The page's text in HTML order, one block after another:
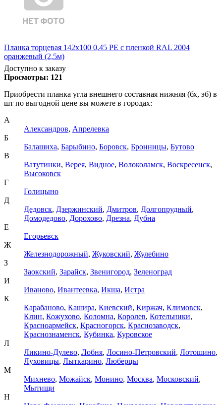
Планка торцевая 142х100 0,45 PE с пленкой RAL 2004
оранжевый (2,5м)
Доступно к заказу
Просмотры: 121
Приобрести планка угла внешнего составная нижняя (бх, эб) в
шт по выгодной цене вы можете в городах:
А
Александров, Апрелевка
Б
Балашиха, Барыбино, Боровск, Бронницы, Бутово
В
Ватутинки, Верея, Видное, Волоколамск, Воскресенск,
Высоковск
Г
Голицыно
Д
Дедовск, Дзержинский, Дмитров, Долгопрудный,
Домодедово, Дорохово, Дрезна, Дубна
Е
Егорьевск
Ж
Железнодорожный, Жуковский, Жулебино
З
Заокский, Зарайск, Звенигород, Зеленоград
И
Иваново, Ивантеевка, Икша, Истра
К
Карабаново, Кашира, Киевский, Киржач, Климовск,
Клин, Кожухово, Коломна, Королев, Котельники,
Красноармейск, Красногорск, Краснозаводск,
Краснознаменск, Кубинка, Куровское
Л
Ликино-Дулево, Лобня, Лосино-Петровский, Лотошино,
Луховицы, Лыткарино, Люберцы
М
Михнево, Можайск, Монино, Москва, Московский,
Мытищи
Н